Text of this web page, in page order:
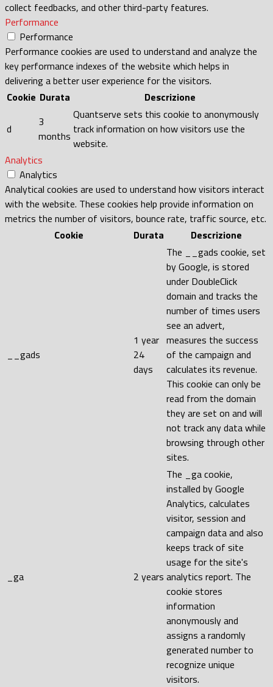
collect feedbacks, and other third-party features.
Performance
Performance
Performance cookies are used to understand and analyze the
key performance indexes of the website which helps in
delivering a better user experience for the visitors.
Cookie Durata Descrizione
d
3
months
Quantserve sets this cookie to anonymously
track information on how visitors use the
website.
Analytics
Analytics
Analytical cookies are used to understand how visitors interact
with the website. These cookies help provide information on
metrics the number of visitors, bounce rate, traffic source, etc.
Cookie
Durata Descrizione
__gads
1 year
24
days
The __gads cookie, set
by Google, is stored
under DoubleClick
domain and tracks the
number of times users
see an advert,
measures the success
of the campaign and
calculates its revenue.
This cookie can only be
read from the domain
they are set on and will
not track any data while
browsing through other
sites.
_ga 2 years
The _ga cookie,
installed by Google
Analytics, calculates
visitor, session and
campaign data and also
keeps track of site
usage for the site's
analytics report. The
cookie stores
information
anonymously and
assigns a randomly
generated number to
recognize unique
visitors.